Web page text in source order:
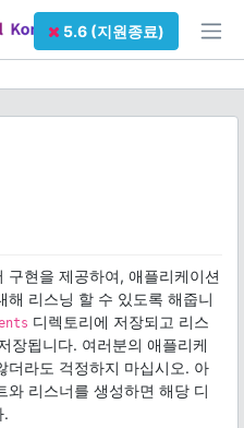
5.6 (지원종료)
구현을 제공하여, 애플리케이션
리스닝 할 수 있도록 해줍니
디렉토리에 저장되고 리스
장됩니다. 여러분의 애플리케
더라도 걱정하지 마십시오. 아
와 리스너를 생성하면 해당 디
.